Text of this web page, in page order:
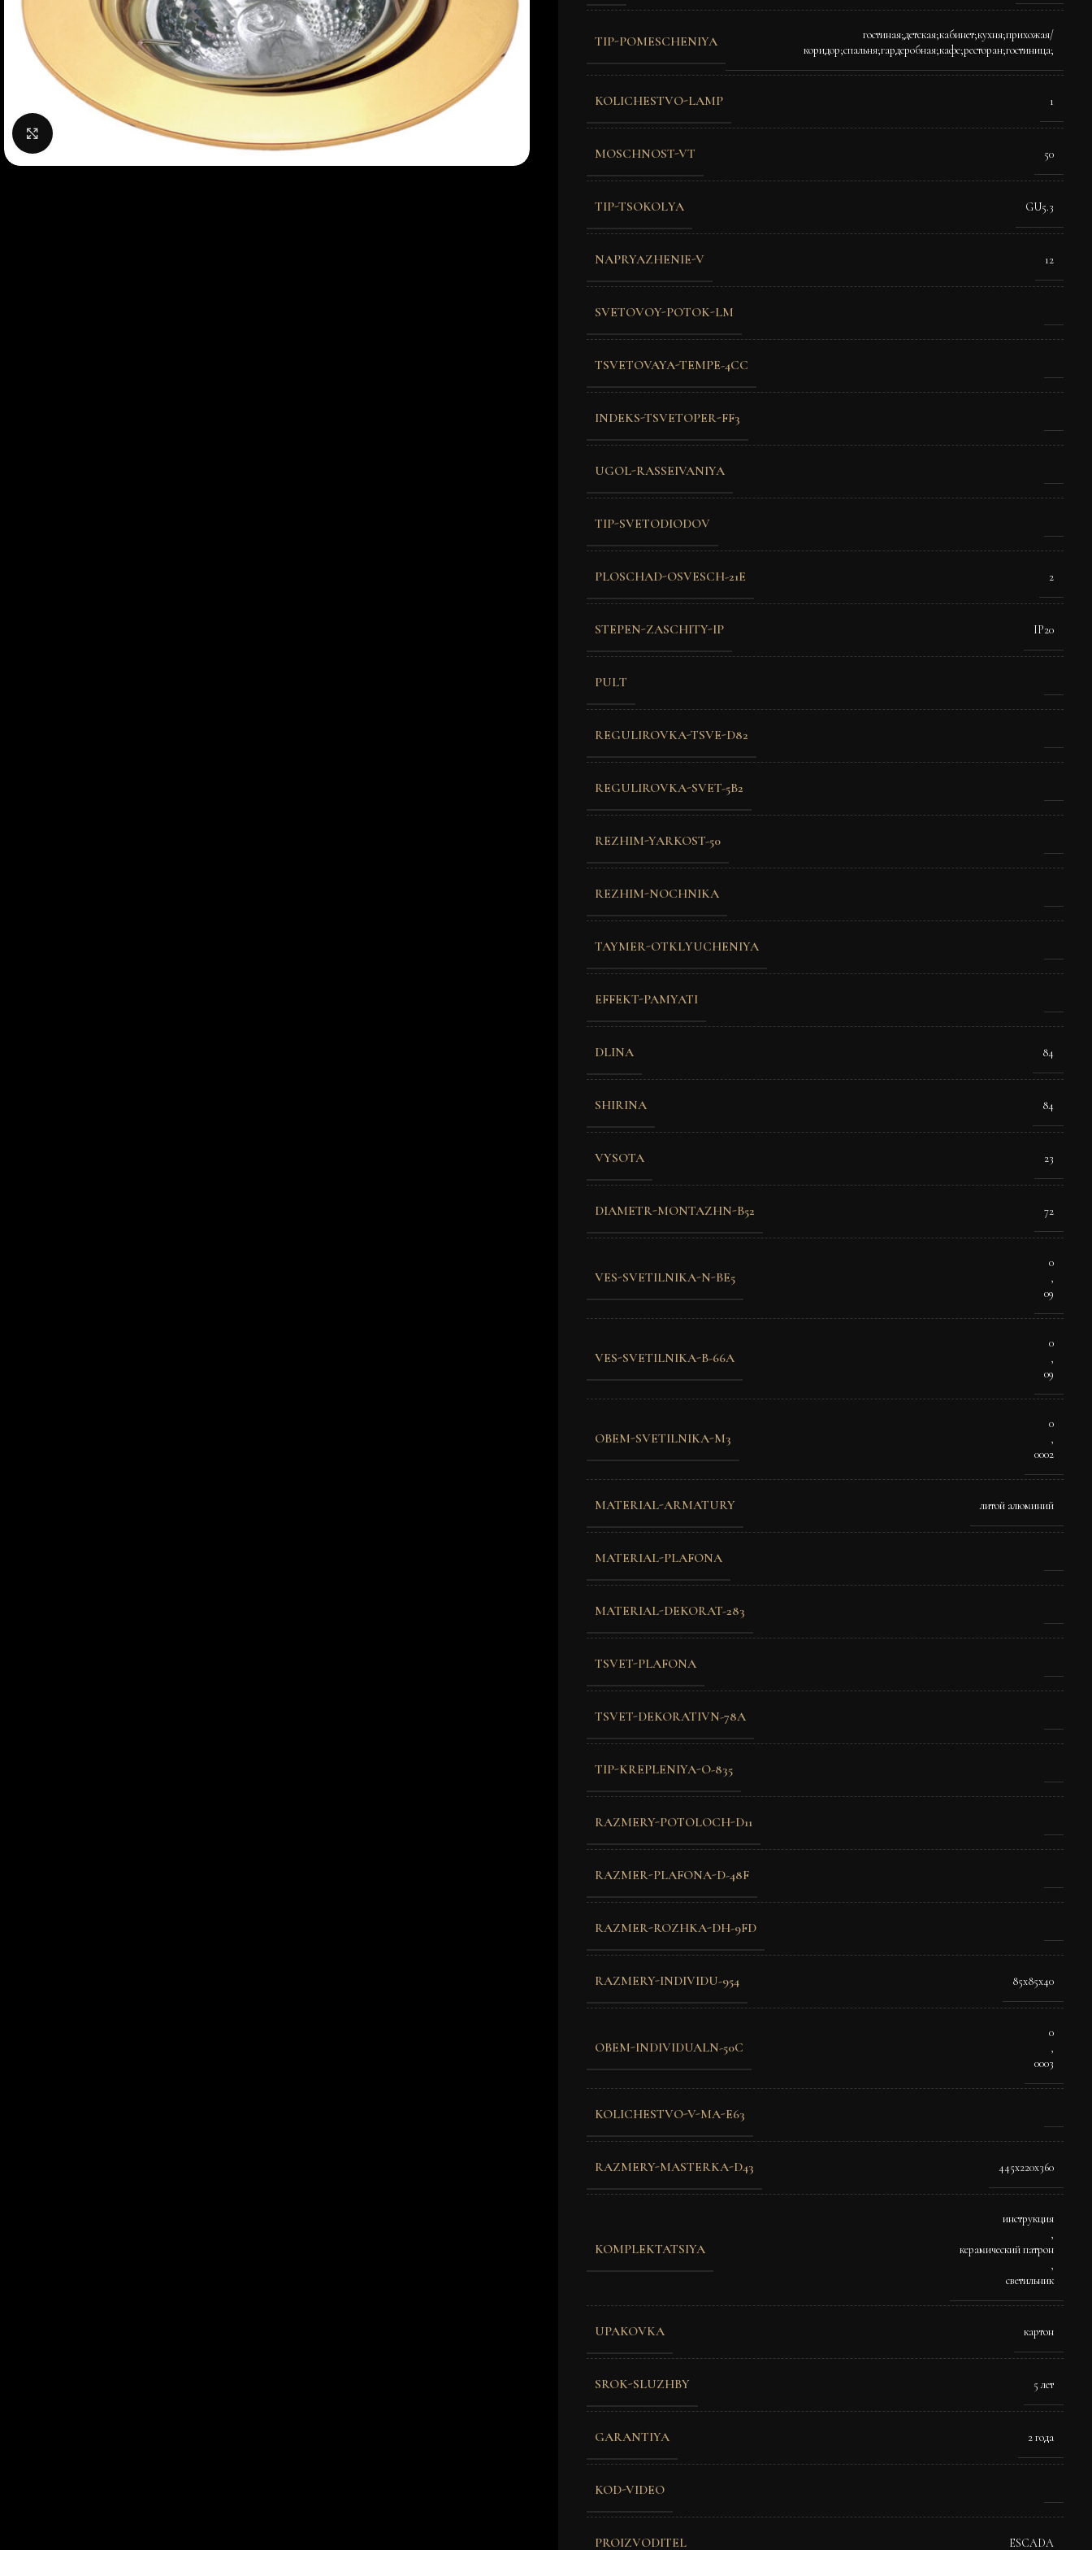
Нажмите, чтобы увеличить изображение
TIP-POMESCHENIYA
гостиная;детская;кабинет;кухня;прихожая/
коридор;спальня;гардеробная;кафе;ресторан;гостиница;
KOLICHESTVO-LAMP 1
MOSCHNOST-VT 50
TIP-TSOKOLYA GU5.3
NAPRYAZHENIE-V 12
SVETOVOY-POTOK-LM
TSVETOVAYA-TEMPE-4CC
INDEKS-TSVETOPER-FF3
UGOL-RASSEIVANIYA
TIP-SVETODIODOV
PLOSCHAD-OSVESCH-21E 2
STEPEN-ZASCHITY-IP IP20
PULT
REGULIROVKA-TSVE-D82
REGULIROVKA-SVET-5B2
REZHIM-YARKOST-50
REZHIM-NOCHNIKA
TAYMER-OTKLYUCHENIYA
EFFEKT-PAMYATI
DLINA 84
SHIRINA 84
VYSOTA 23
DIAMETR-MONTAZHN-B52 72
VES-SVETILNIKA-N-BE5
0
,
09
VES-SVETILNIKA-B-66A
0
,
09
OBEM-SVETILNIKA-M3
0
,
0002
MATERIAL-ARMATURY литой алюминий
MATERIAL-PLAFONA
MATERIAL-DEKORAT-283
TSVET-PLAFONA
TSVET-DEKORATIVN-78A
TIP-KREPLENIYA-O-835
RAZMERY-POTOLOCH-D11
RAZMER-PLAFONA-D-48F
RAZMER-ROZHKA-DH-9FD
RAZMERY-INDIVIDU-954 85x85x40
OBEM-INDIVIDUALN-50C
0
,
0003
KOLICHESTVO-V-MA-E63
RAZMERY-MASTERKA-D43 445х220х360
KOMPLEKTATSIYA
инструкция
,
керамический патрон
,
светильник
UPAKOVKA картон
SROK-SLUZHBY 5 лет
GARANTIYA 2 года
KOD-VIDEO
PROIZVODITEL ESCADA